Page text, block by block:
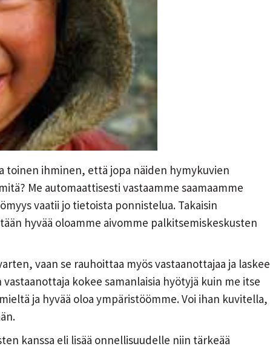
toinen ihminen, että jopa näiden hymykuvien
Me automaattisesti vastaamme saamaamme
vaatii jo tietoista ponnistelua. Takaisin
hyvää oloamme aivomme palkitsemiskeskusten
vaan se rauhoittaa myös vastaanottajaa ja laskee
kokee samanlaisia hyötyjä kuin me itse
ja hyvää oloa ympäristöömme. Voi ihan kuvitella,
kanssa eli lisää onnellisuudelle niin tärkeää